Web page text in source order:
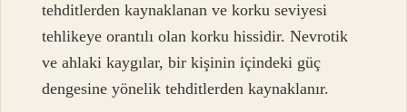
tehditlerden kaynaklanan ve korku seviyesi
tehlikeye orantılı olan korku hissidir. Nevrotik
ve ahlaki kaygılar, bir kişinin içindeki güç
dengesine yönelik tehditlerden kaynaklanır.